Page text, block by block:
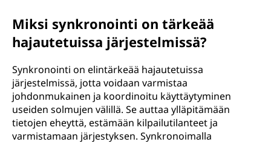
Miksi synkronointi on tärkeää
hajautetuissa järjestelmissä?
Synkronointi on elintärkeää hajautetuissa
järjestelmissä, jotta voidaan varmistaa
johdonmukainen ja koordinoitu käyttäytyminen
useiden solmujen välillä. Se auttaa ylläpitämään
tietojen eheyttä, estämään kilpailutilanteet ja
varmistamaan järjestyksen. Synkronoimalla